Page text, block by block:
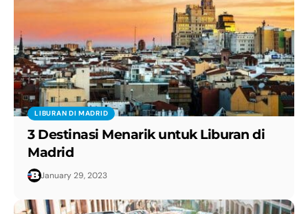
LIBURAN DI MADRID
3 Destinasi Menarik untuk Liburan di
Madrid
January 29, 2023